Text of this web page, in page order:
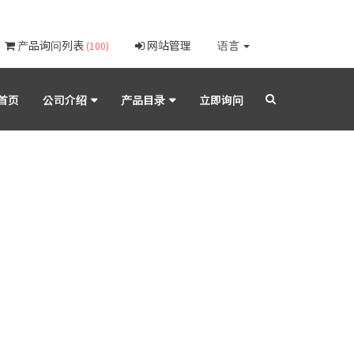
产品询问列表 (100) 网站管理 语言
页 公司介绍 产品目录 立即询问